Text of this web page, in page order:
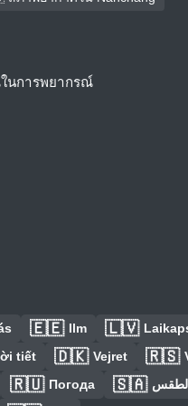
นการพยากรณ์
🇪🇪 Ilm 🇱🇻
tiết 🇩🇰 Vejret 🇷🇸
🇷🇺 Погода 🇸🇦